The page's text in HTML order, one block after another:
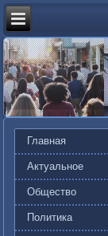
Главная
Актуальное
Общество
Политика